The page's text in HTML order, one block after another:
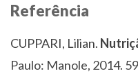
Referência
CUPPARI, Lilian.
Paulo: Manole, 2014.